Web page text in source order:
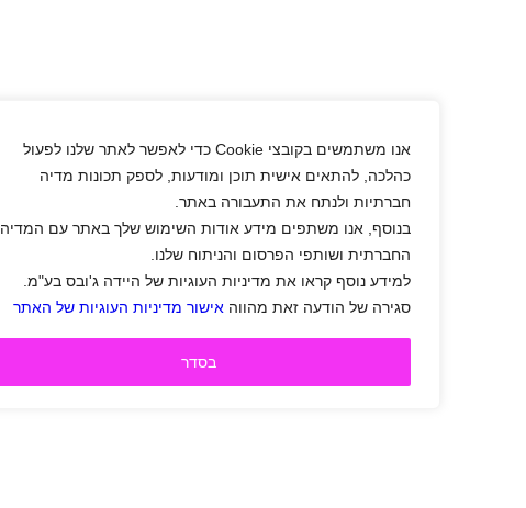
אנו משתמשים בקובצי Cookie כדי לאפשר לאתר שלנו לפעול
כהלכה, להתאים אישית תוכן ומודעות, לספק תכונות מדיה
חברתיות ולנתח את התעבורה באתר.
בנוסף, אנו משתפים מידע אודות השימוש שלך באתר עם המדיה
החברתית ושותפי הפרסום והניתוח שלנו.
למידע נוסף קראו את מדיניות העוגיות של היידה ג'ובס בע"מ.
סגירה של הודעה זאת מהווה אישור מדיניות העוגיות של האתר
בסדר